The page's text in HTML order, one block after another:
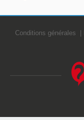
Conditions générales